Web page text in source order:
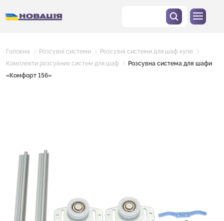
Головна Розсувні системи
Розсувні системи для шаф купе
Комплекти розсувних систем для шаф
Розсувна система для шафи
«Комфорт 156»